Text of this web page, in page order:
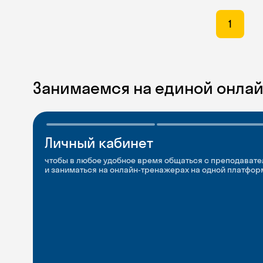
1
Занимаемся на единой
Личный кабинет
чтобы в любое удобное время общаться с
и заниматься на онлайн-тренажерах на одной
Мобильное
приложение
чтобы заниматься и изучать новые слова где и когда
Разговорные клубы
и Talks
Групповые занятия для разговорной практики и